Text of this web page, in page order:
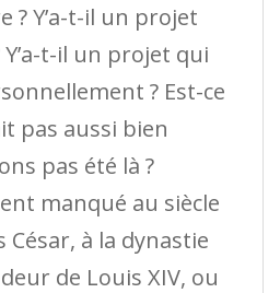
? Y’a-t-il un projet
t-il un projet qui
? Est-ce
pas aussi bien
pas été là ?
manqué au siècle
César, à la dynastie
de Louis XIV, ou